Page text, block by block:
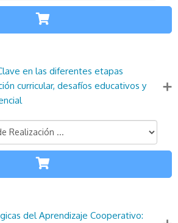
ETAPAS
4Créditos
21
Más información
en las diferentes etapas
curricular, desafíos educativos y
ETAPAS
4Créditos
21
Más información
del Aprendizaje Cooperativo: